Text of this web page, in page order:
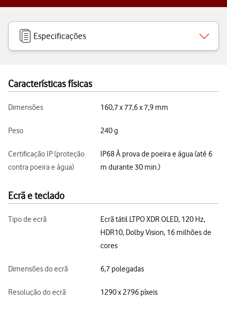
Especificações
Características físicas
Dimensões 160,7 x 77,6 x 7,9 mm
Peso 240 g
Certificação IP (proteção
contra poeira e água)
IP68 À prova de poeira e água (até 6
m durante 30 min.)
Ecrã e teclado
Tipo de ecrã
Ecrã tátil LTPO XDR OLED, 120 Hz,
HDR10, Dolby Vision, 16 milhões de
cores
Dimensões do ecrã 6,7 polegadas
Resolução do ecrã 1290 x 2796 píxeis